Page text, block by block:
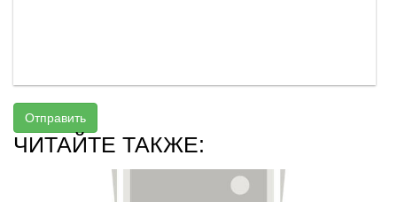
Отправить
ЧИТАЙТЕ ТАКЖЕ: